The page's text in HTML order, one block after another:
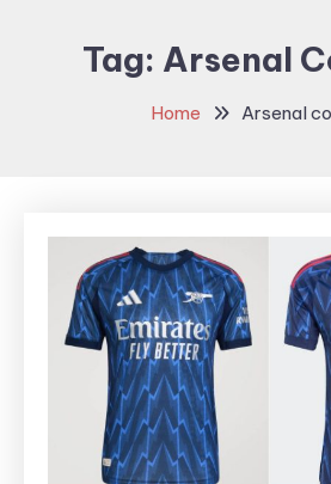
Tag: Arsenal
Home Arsenal